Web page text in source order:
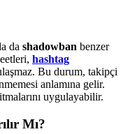
da shadowban benzer
hashtag
Bu durum, takipçi
anlamına gelir.
uygulayabilir.
Mı?